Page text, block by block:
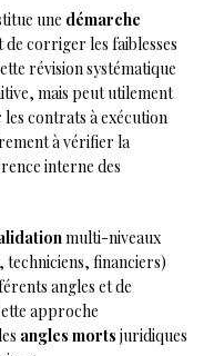
une démarche
corriger les faiblesses
révision systématique
mais peut utilement
contrats à exécution
à vérifier la
interne des
multi-niveaux
financiers)
angles et de
approche
angles morts juridiques